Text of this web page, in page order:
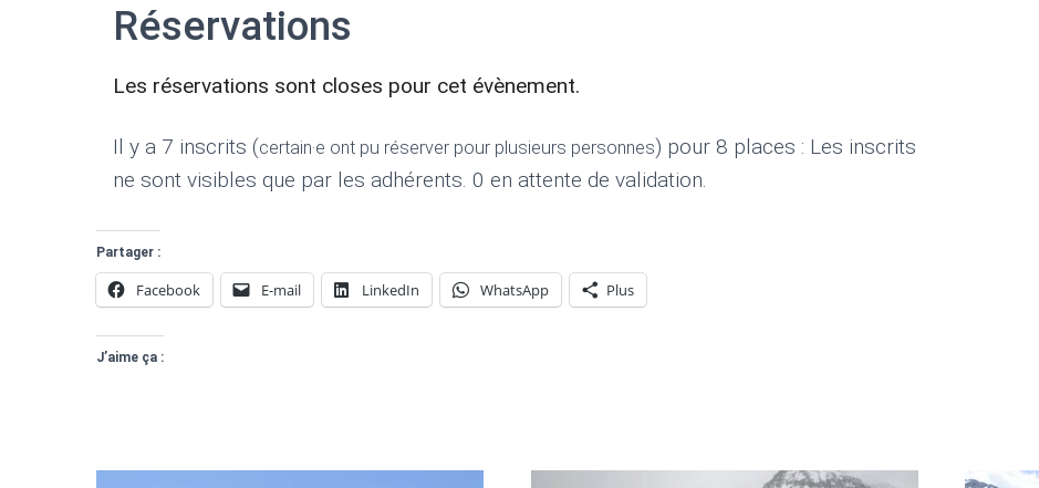
Réservations
Les réservations sont closes pour cet évènement.
Il y a 7 inscrits (certain·e ont pu réserver pour plusieurs personnes) pour 8 places : Les inscrits
ne sont visibles que par les adhérents. 0 en attente de validation.
Partager :
Facebook E-mail LinkedIn WhatsApp Plus
J’aime ça :